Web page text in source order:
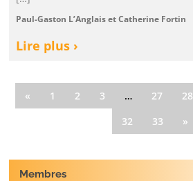
Paul-Gaston L’Anglais et Catherine Fortin
Lire plus ›
« 1 2 3 … 27 28
32
33 »
Membres